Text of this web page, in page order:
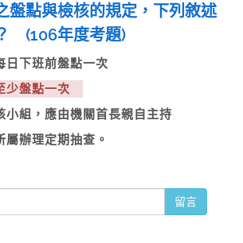
盤點與檢核的規定，下列敘述
(106年度考題)
日下班前盤點一次
少盤點一次
小組，應由機關首長親自主持
辦理定期抽查。
留言